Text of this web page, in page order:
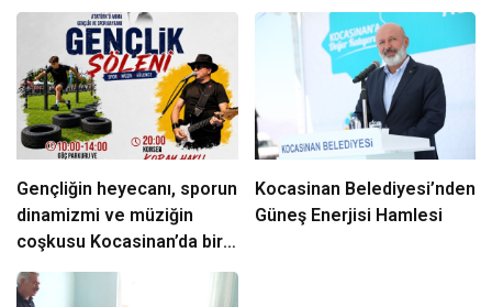
Gençliğin heyecanı, sporun
dinamizmi ve müziğin
coşkusu Kocasinan’da bir
araya geliyor!
Kocasinan Belediyesi’nden
Güneş Enerjisi Hamlesi